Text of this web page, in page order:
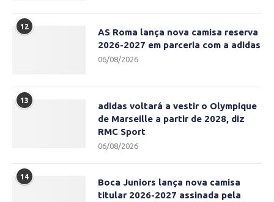
12
AS Roma lança nova camisa reserva
2026-2027 em parceria com a adidas
06/08/2026
13
adidas voltará a vestir o Olympique
de Marseille a partir de 2028, diz
RMC Sport
06/08/2026
14
Boca Juniors lança nova camisa
titular 2026-2027 assinada pela